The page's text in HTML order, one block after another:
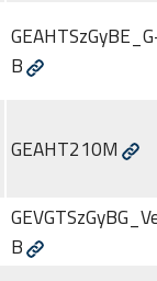
B
GEAHT210M
B